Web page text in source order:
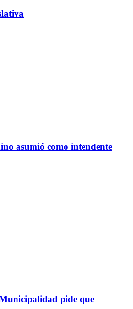
asumió como intendente
pide que